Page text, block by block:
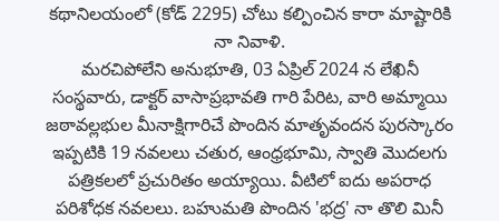
కథానిలయంలో (కోడ్ 2295) చోటు కల్పించిన కారా మాష్టారికి
నా నివాళి.
మరచిపోలేని అనుభూతి, 03 ఏప్రిల్ 2024 న లేఖినీ
సంస్థవారు, డాక్టర్ వాసాప్రభావతి గారి పేరిట, వారి అమ్మాయి
జఠావల్లభుల మీనాక్షిగారిచే పొందిన మాతృవందన పురస్కారం
ఇప్పటికి 19 నవలలు చతుర, ఆంధ్రభూమి, స్వాతి మొదలగు
పత్రికలలో ప్రచురితం అయ్యాయి. వీటిలో ఐదు అపరాధ
పరిశోధక నవలలు. బహుమతి పొందిన 'భద్ర' నా తొలి మినీ